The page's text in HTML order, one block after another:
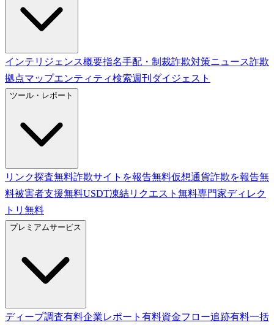
インテリジェンス概要指名手配・制裁詐欺対策ニュース詐欺
拠点マップエンティティ検索週刊ダイジェスト
ツール・レポート
リンク探査無料詐欺サイトを報告無料仮想通貨詐欺を報告無
料被害者支援無料USDT凍結リクエスト 無料専門家ディレク
トリ 無料
プレミアムサービス
ディープ調査有料企業レポート 有料資金フロー追跡有料一括